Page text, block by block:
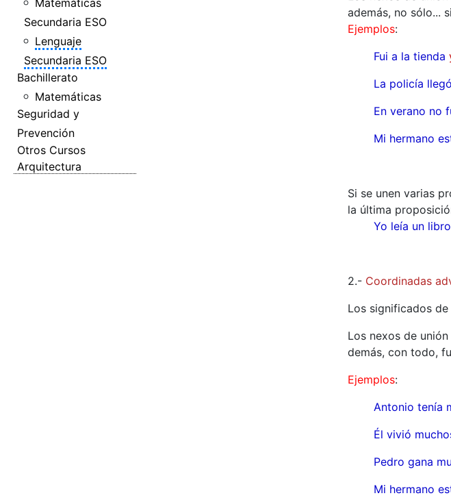
Matemáticas
Secundaria ESO
Lenguaje
Secundaria ESO
Bachillerato
Matemáticas
Seguridad y
Prevención
Otros Cursos
Arquitectura
además, no sólo...
Ejemplos:
Fui a la tienda
La policía
En verano no
Mi hermano
Si se unen varias
la última
Yo leía un
2.- Coordinadas
Los significados
Los nexos de
demás, con todo,
Ejemplos:
Antonio tenía
Él vivió
Pedro gana
Mi hermano